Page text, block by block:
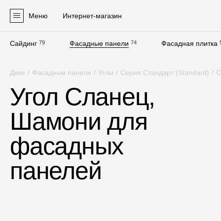
Меню Интернет-магазин
Сайдинг 79 Фасадные панели 74 Фасадная плитка
Сайдинг
Софиты
Фасадная плитка
Комплектующие для фасадов
Деке / Фасадные панели / Углы / Серия Стандарт (Standard) /
Угол Сланец,
Шамони для
фасадных
панелей